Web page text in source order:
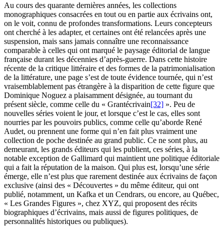
Au cours des quarante dernières années, les collections
monographiques consacrées en tout ou en partie aux écrivains ont,
on le voit, connu de profondes transformations. Leurs concepteurs
ont cherché à les adapter, et certaines ont été relancées après une
suspension, mais sans jamais connaître une reconnaissance
comparable à celles qui ont marqué le paysage éditorial de langue
française durant les décennies d’après-guerre. Dans cette histoire
récente de la critique littéraire et des formes de la patrimonialisation
de la littérature, une page s’est de toute évidence tournée, qui n’est
vraisemblablement pas étrangère à la disparition de cette figure que
Dominique Noguez a plaisamment désignée, au tournant du
présent siècle, comme celle du « Grantécrivain[32] ». Peu de
nouvelles séries voient le jour, et lorsque c’est le cas, elles sont
nourries par les pouvoirs publics, comme celle qu’aborde René
Audet, ou prennent une forme qui n’en fait plus vraiment une
collection de poche destinée au grand public. Ce ne sont plus, au
demeurant, les grands éditeurs qui les publient, ces séries, à la
notable exception de Gallimard qui maintient une politique éditoriale
qui a fait la réputation de la maison. Qui plus est, lorsqu’une série
émerge, elle n’est plus que rarement destinée aux écrivains de façon
exclusive (ainsi des « Découvertes » du même éditeur, qui ont
publié, notamment, un Kafka et un Cendrars, ou encore, au Québec,
« Les Grandes Figures », chez XYZ, qui proposent des récits
biographiques d’écrivains, mais aussi de figures politiques, de
personnalités historiques ou publiques).